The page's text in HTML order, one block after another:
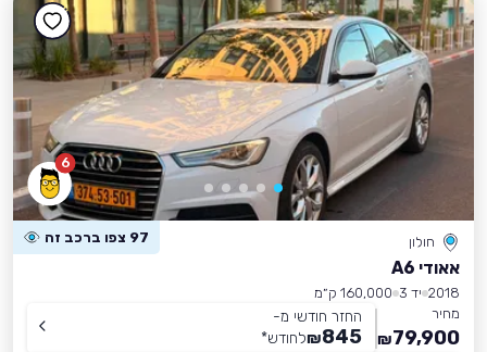
6
חולון 97 צפו ברכב זה
אאודי A6
2018 יד 3
160,000 ק״מ
מחיר
79,900
₪
החזר חודשי מ-
845
₪לחודש*